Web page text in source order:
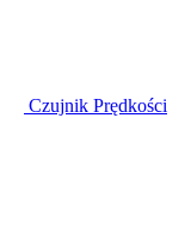
Czujnik Prędkości